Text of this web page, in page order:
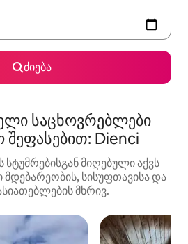
ძიება
საცხოვრებლები
შეფასებით: Dienci
მიღებული აქვს
მდებარეობის, სისუფთავისა და
მხრივ.